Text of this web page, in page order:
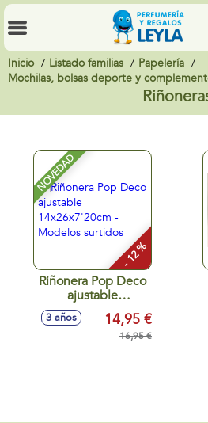
Inicio Listado familias
Papelería
Mochilas, bolsas deporte y
NOVEDAD
- 12 %
Riñonera Pop Deco
ajustable
14x26x7'20cm -
Modelos surtidos
3 años 14,95 €
16,95 €